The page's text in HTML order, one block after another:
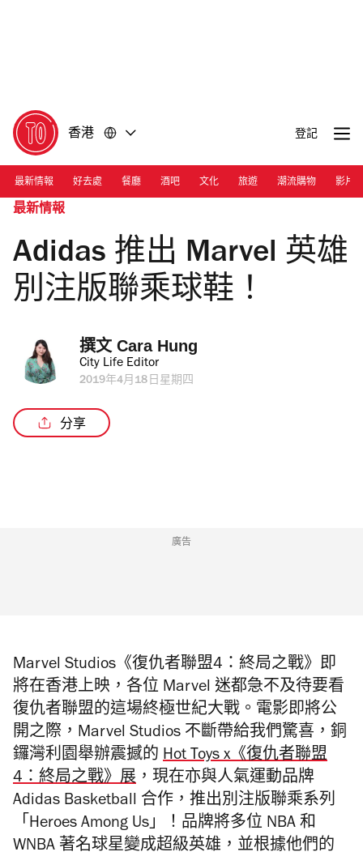
香港 登記
最新情報 好去處 餐廳 酒吧 文化 旅遊 潮流購物 影片
最新情報
Adidas 推出 Marvel 英雄
別注版聯乘球鞋！
撰文 Cara Hung
City Life Editor
2019年4月18日星期四
分享
廣告
Marvel Studios《復仇者聯盟4：終局之戰》即
將在香港上映，各位 Marvel 迷都急不及待要看
復仇者聯盟的這場終極世紀大戰。電影即將公
開之際，Marvel Studios 不斷帶給我們驚喜，銅
鑼灣利園舉辦震撼的 Hot Toys x《復仇者聯盟
4：終局之戰》展 ，現在亦與人氣運動品牌
Adidas Basketball 合作，推出別注版聯乘系列
「Heroes Among Us」！品牌將多位 NBA 和
WNBA 著名球星變成超級英雄，並根據他們的